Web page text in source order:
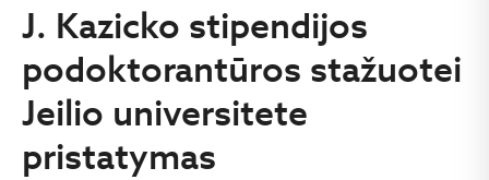
J. Kazicko stipendijos
podoktorantūros stažuotei
Jeilio universitete
pristatymas